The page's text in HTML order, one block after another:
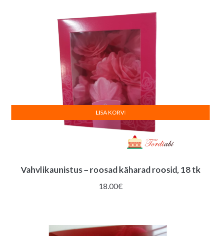
Vahvlikaunistus – roosad käharad roosid, 18 tk
18.00€
LISA KORVI